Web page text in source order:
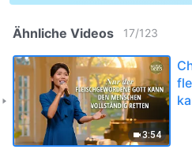
Ähnliche Videos 17/123
3:54